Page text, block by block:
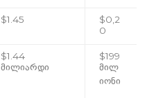
$1.45
$0,2
0
$1.44
მილიარდი
$199
მილ
იონი